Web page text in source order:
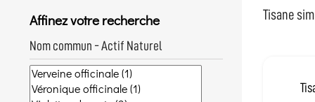
Conditionnement artisanal à la main
Affinez votre recherche
Nom commun - Actif Naturel
Tisane